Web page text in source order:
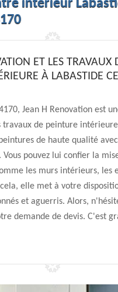
intérieur
ET LES TRAVAUX
À LABASTIDE
Jean H Renovation est
travaux de peinture
de haute qualité
Vous pouvez lui confier la
les murs intérieurs, les
elle met à votre
et aguerris. Alors,
demande de devis. C'est